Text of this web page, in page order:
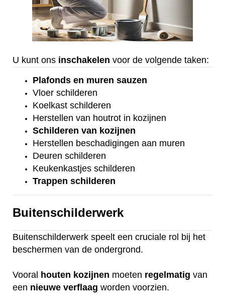
U kunt ons inschakelen voor de volgende taken:
Plafonds en muren sauzen
Vloer schilderen
Koelkast schilderen
Herstellen van houtrot in kozijnen
Schilderen van kozijnen
Herstellen beschadigingen aan muren
Deuren schilderen
Keukenkastjes schilderen
Trappen schilderen
Buitenschilderwerk
Buitenschilderwerk speelt een cruciale rol bij het
beschermen van de ondergrond.
Vooral houten kozijnen moeten regelmatig van
een nieuwe verflaag worden voorzien.